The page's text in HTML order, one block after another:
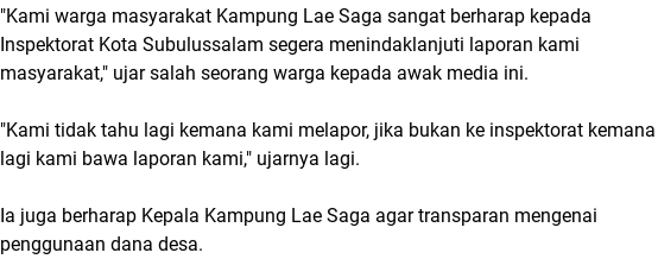
"Kami warga masyarakat Kampung Lae Saga sangat berharap kepada
Inspektorat Kota Subulussalam segera menindaklanjuti laporan kami
masyarakat," ujar salah seorang warga kepada awak media ini.
"Kami tidak tahu lagi kemana kami melapor, jika bukan ke inspektorat kemana
lagi kami bawa laporan kami," ujarnya lagi.
Ia juga berharap Kepala Kampung Lae Saga agar transparan mengenai
penggunaan dana desa.